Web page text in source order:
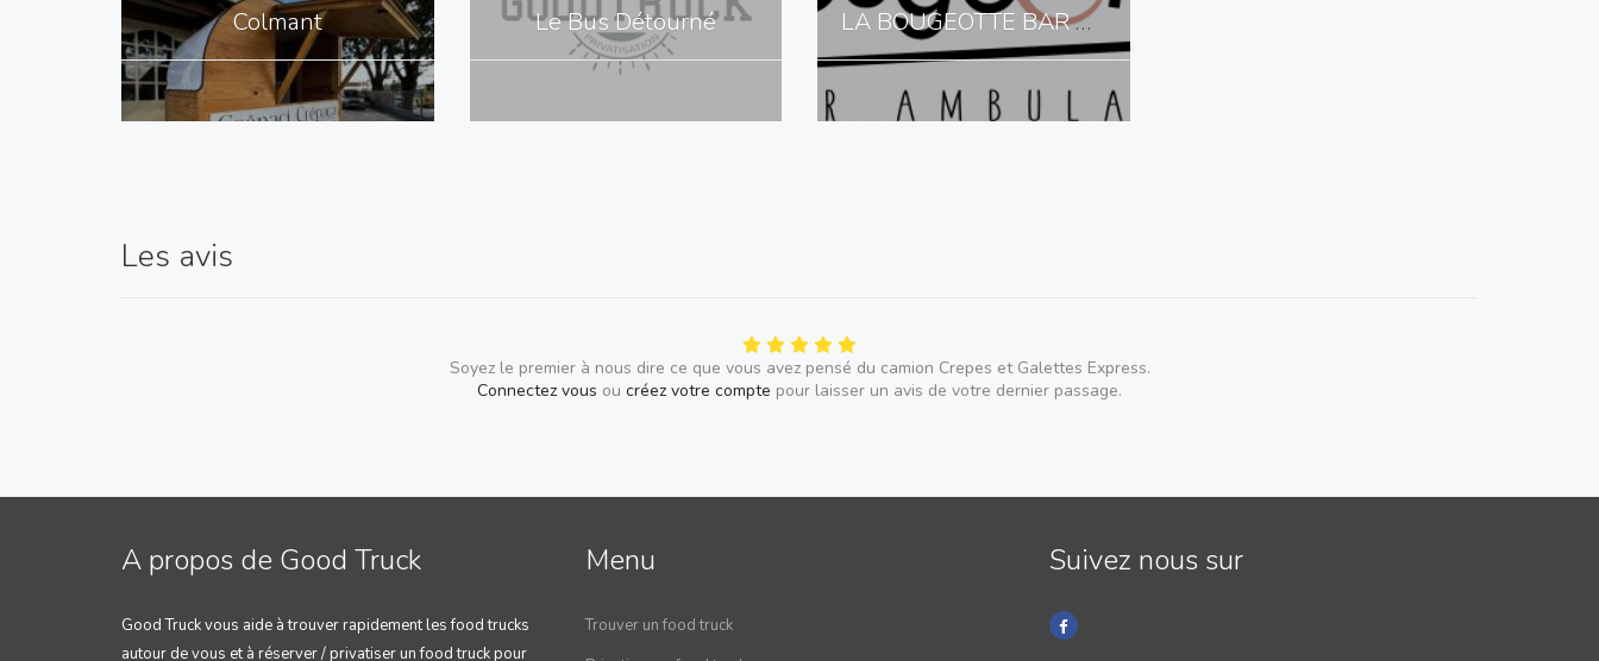
Colmant Le Bus Détourné LA BOUGEOTTE BAR AMBULANT
Les avis
Soyez le premier à nous dire ce que vous avez pensé du camion Crepes et Galettes Express.
Connectez vous ou créez votre compte pour laisser un avis de votre dernier passage.
A propos de Good Truck
Good Truck vous aide à trouver rapidement les food trucks
autour de vous et à réserver / privatiser un food truck pour
Menu
Trouver un food truck
Suivez nous sur